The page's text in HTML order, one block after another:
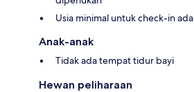
Usia minimal untuk check-in
Anak-anak
Tidak ada tempat tidur bayi
Hewan peliharaan